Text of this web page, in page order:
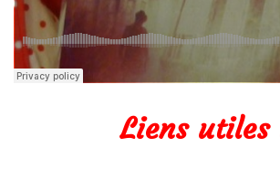
Liens utiles